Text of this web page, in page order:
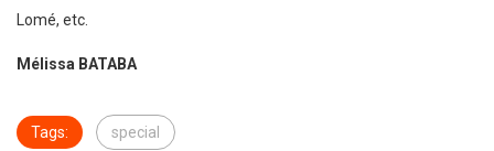
Lomé, etc.
Mélissa BATABA
Tags: special